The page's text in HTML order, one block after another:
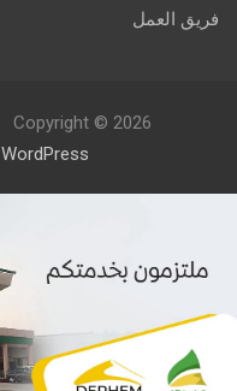
فريق العمل
Copyright © 2026
WordPress